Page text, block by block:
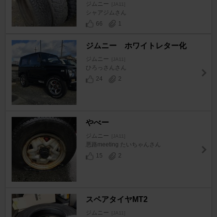
ジムニー [JA11]
シャアジムさん
66
1
ジムニー ホワイトレター化
ジムニー [JA11]
ひろっさんさん
24
2
やべー
ジムニー [JA11]
悪路meeting たいちゃんさん
15
2
スペアタイヤMT2
ジムニー [JA11]